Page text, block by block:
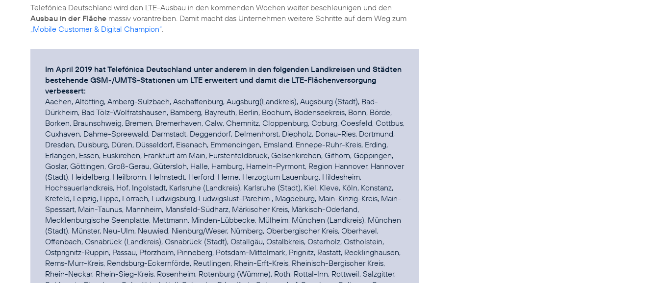
Telefónica Deutschland wird den LTE-Ausbau in den kommenden Wochen weiter beschleunigen und den
Ausbau in der Fläche massiv vorantreiben. Damit macht das Unternehmen weitere Schritte auf dem Weg zum
„Mobile Customer & Digital Champion“.
Im April 2019 hat Telefónica Deutschland unter anderem in den folgenden Landkreisen und Städten
bestehende GSM-/UMTS-Stationen um LTE erweitert und damit die LTE-Flächenversorgung
verbessert:
Aachen, Altötting, Amberg-Sulzbach, Aschaffenburg, Augsburg(Landkreis), Augsburg (Stadt), Bad-
Dürkheim, Bad Tölz-Wolfratshausen, Bamberg, Bayreuth, Berlin, Bochum, Bodenseekreis, Bonn, Börde,
Borken, Braunschweig, Bremen, Bremerhaven, Calw, Chemnitz, Cloppenburg, Coburg, Coesfeld, Cottbus,
Cuxhaven, Dahme-Spreewald, Darmstadt, Deggendorf, Delmenhorst, Diepholz, Donau-Ries, Dortmund,
Dresden, Duisburg, Düren, Düsseldorf, Eisenach, Emmendingen, Emsland, Ennepe-Ruhr-Kreis, Erding,
Erlangen, Essen, Euskirchen, Frankfurt am Main, Fürstenfeldbruck, Gelsenkirchen, Gifhorn, Göppingen,
Goslar, Göttingen, Groß-Gerau, Gütersloh, Halle, Hamburg, Hameln-Pyrmont, Region Hannover, Hannover
(Stadt), Heidelberg, Heilbronn, Helmstedt, Herford, Herne, Herzogtum Lauenburg, Hildesheim,
Hochsauerlandkreis, Hof, Ingolstadt, Karlsruhe (Landkreis), Karlsruhe (Stadt), Kiel, Kleve, Köln, Konstanz,
Krefeld, Leipzig, Lippe, Lörrach, Ludwigsburg, Ludwigslust-Parchim , Magdeburg, Main-Kinzig-Kreis, Main-
Spessart, Main-Taunus, Mannheim, Mansfeld-Südharz, Märkischer Kreis, Märkisch-Oderland,
Mecklenburgische Seenplatte, Mettmann, Minden-Lübbecke, Mülheim, München (Landkreis), München
(Stadt), Münster, Neu-Ulm, Neuwied, Nienburg/Weser, Nürnberg, Oberbergischer Kreis, Oberhavel,
Offenbach, Osnabrück (Landkreis), Osnabrück (Stadt), Ostallgäu, Ostalbkreis, Osterholz, Ostholstein,
Ostprignitz-Ruppin, Passau, Pforzheim, Pinneberg, Potsdam-Mittelmark, Prignitz, Rastatt, Recklinghausen,
Rems-Murr-Kreis, Rendsburg-Eckernförde, Reutlingen, Rhein-Erft-Kreis, Rheinisch-Bergischer Kreis,
Rhein-Neckar, Rhein-Sieg-Kreis, Rosenheim, Rotenburg (Wümme), Roth, Rottal-Inn, Rottweil, Salzgitter,